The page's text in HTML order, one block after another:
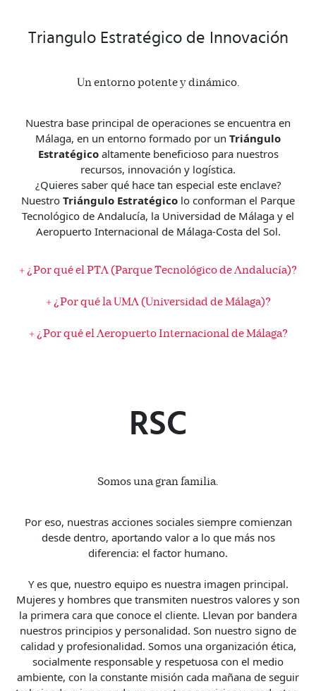
Triangulo Estratégico de Innovación
Un entorno potente y dinámico.
Nuestra base principal de operaciones se encuentra en
Málaga, en un entorno formado por un Triángulo
Estratégicoaltamente beneficioso para nuestros
recursos, innovación y logística.
¿Quieres saber qué hace tan especial este enclave?
Nuestro Triángulo Estratégico lo conforman el Parque
Tecnológico de Andalucía, la Universidad de Málaga y el
Aeropuerto Internacional de Málaga-Costa del Sol.
+¿Por qué el PTA (Parque Tecnológico de Andalucía)?
+¿Por qué la UMA (Universidad de Málaga)?
+¿Por qué el Aeropuerto Internacional de Málaga?
RSC
Somos una gran familia.
Por eso, nuestras acciones sociales siempre comienzan
desde dentro, aportando valor a lo que más nos
diferencia: el factor humano.
Y es que, nuestro equipo es nuestra imagen principal.
Mujeres y hombres que transmiten nuestros valores y son
la primera cara que conoce el cliente. Llevan por bandera
nuestros principios y personalidad. Son nuestro signo de
calidad y profesionalidad. Somos una organización ética,
socialmente responsable y respetuosa con el medio
ambiente, con la constante misión cada mañana de seguir